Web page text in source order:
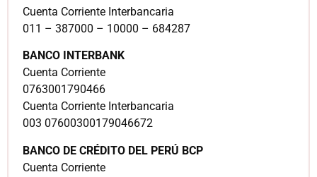
Cuenta Corriente Interbancaria
011 – 387000 – 10000 – 684287
BANCO INTERBANK
Cuenta Corriente
0763001790466
Cuenta Corriente Interbancaria
003 07600300179046672
BANCO DE CRÉDITO DEL PERÚ BCP
Cuenta Corriente